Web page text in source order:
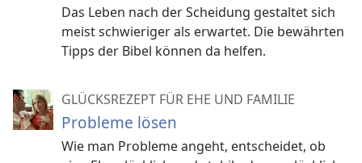
Das Leben nach der Scheidung gestaltet sich
meist schwieriger als erwartet. Die bewährten
Tipps der Bibel können da helfen.
GLÜCKSREZEPT FÜR EHE UND FAMILIE
Probleme lösen
Wie man Probleme angeht, entscheidet, ob